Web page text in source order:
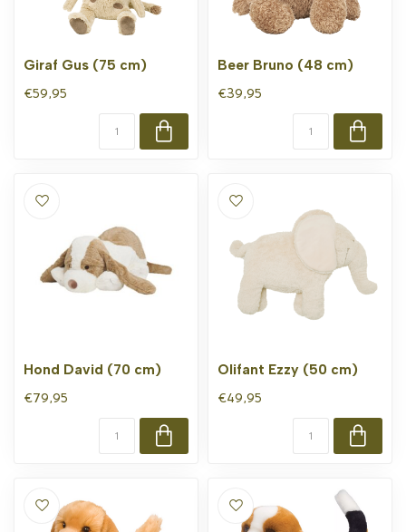
Giraf Gus (75 cm)
€59,95
Beer Bruno (48 cm)
€39,95
Hond David (70 cm)
€79,95
Olifant Ezzy (50 cm)
€49,95